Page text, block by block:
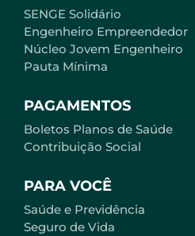
PARA VOCÊ
Saúde e Previdência
Seguro de Vida
SENGE Solidário
Engenheiro Empreendedor
Núcleo Jovem Engenheiro
Pauta Mínima
PAGAMENTOS
Boletos Planos de Saúde
Contribuição Social